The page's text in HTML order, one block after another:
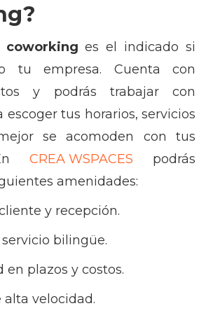
coworking es el indicado si
tu empresa. Cuenta con
y podrás trabajar con
tus horarios, servicios
se acomoden con tus
CREA WSPACES
podrás
amenidades:
y recepción.
bilingüe.
plazos y costos.
velocidad.